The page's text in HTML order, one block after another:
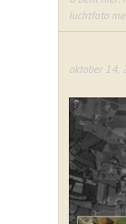
luchtfoto
oktober 14,